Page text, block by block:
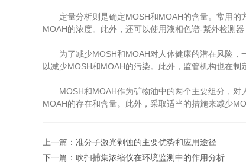
定量分析则是确定MOSH和MOAH的含量。常用的
MOAH的浓度。此外，还可以使用液相色谱-紫外检测
为了减少MOSH和MOAH对人体健康的潜在风险，
以减少MOSH和MOAH的污染。此外，监管机构也在制
MOSH和MOAH作为矿物油中的两个主要组分，对
MOAH的存在和含量。此外，采取适当的措施来减少
上一篇： 准分子激光剥蚀的主要优势和应用途径
下一篇： 吹扫捕集浓缩仪在环境监测中的作用分析